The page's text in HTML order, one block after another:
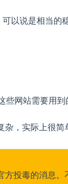
以说是相当的
网站需要用到
，实际上很简
投毒的消息